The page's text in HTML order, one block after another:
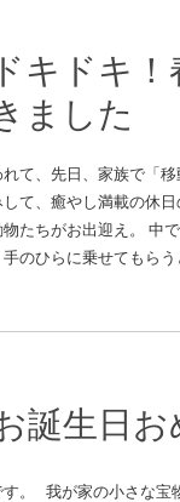
キドキ
ました
て、先日、家族で「
て、癒やし満載の休
たちがお出迎え。 中
のひらに乗せてもら
誕生日お
。 我が家の小さな宝